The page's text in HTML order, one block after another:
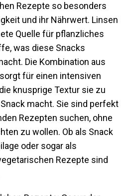
Rezepte so besonders
und ihr Nährwert. Linsen
Quelle für pflanzliches
was diese Snacks
Die Kombination aus
für einen intensiven
knusprige Textur sie zu
macht. Sie sind perfekt
Rezepten suchen, ohne
zu wollen. Ob als Snack
oder sogar als
Rezepte sind